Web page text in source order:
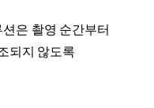
은 촬영 순간부터
되지 않도록